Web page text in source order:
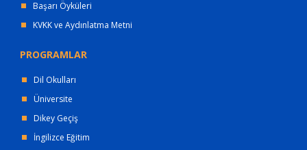
Başarı Öyküleri
KVKK ve Aydınlatma Metni
PROGRAMLAR
Dil Okulları
Üniversite
Dikey Geçiş
İngilizce Eğitim